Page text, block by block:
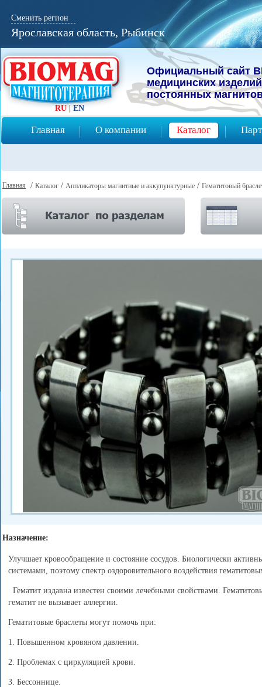
Официальный сайт
мeдицинcких
постоянных
Главная О компании Каталог
RU | EN
Сменить регион
Ярославская область, Рыбинск
Главная / Каталог / Аппликаторы магнитные и аккупунктурные / Гематитовый
Назначение:
Улучшает кровообращение и состояние сосудов. Биологически
системами, поэтому спектр оздоровительного воздействия
Гематит издавна известен своими лечебными свойствами.
гематит не вызывает аллергии.
Гематитовые браслеты могут помочь при:
1. Повышенном кровяном давлении.
2. Проблемах с циркуляцией крови.
3. Бессоннице.